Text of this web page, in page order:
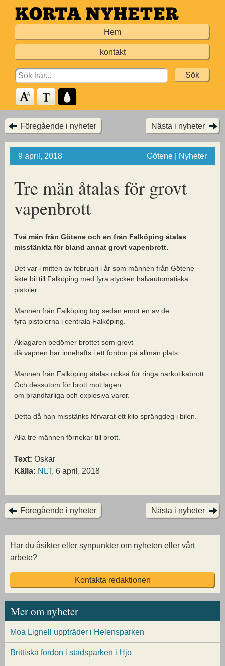
Hoppa
till
Hem
kontakt
Search
for:
Föregående i nyheter Nästa i nyheter
9 april, 2018 Götene | Nyheter
Tre män åtalas för grovt
vapenbrott
Två män från Götene och en från Falköping åtalas
misstänkta för bland annat grovt vapenbrott.
Det var i mitten av februari i år som männen från Götene
åkte bil till Falköping med fyra stycken halvautomatiska
pistoler.
Mannen från Falköping tog sedan emot en av de
fyra pistolerna i centrala Falköping.
Åklagaren bedömer brottet som grovt
då vapnen har innehafts i ett fordon på allmän plats.
Mannen från Falköping åtalas också för ringa narkotikabrott.
Och dessutom för brott mot lagen
om brandfarliga och explosiva varor.
Detta då han misstänks förvarat ett kilo sprängdeg i bilen.
Alla tre männen förnekar till brott.
Text: Oskar
Källa: NLT, 6 april, 2018
Föregående i nyheter Nästa i nyheter
Har du åsikter eller synpunkter om nyheten eller vårt
arbete?
Kontakta redaktionen
Mer om nyheter
Moa Lignell uppträder i Helensparken
Brittiska fordon i stadsparken i Hjo